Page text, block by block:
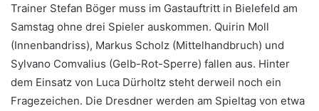
Trainer Stefan Böger muss im Gastauftritt in Bielefeld am
Samstag ohne drei Spieler auskommen. Quirin Moll
(Innenbandriss), Markus Scholz (Mittelhandbruch) und
Sylvano Comvalius (Gelb-Rot-Sperre) fallen aus. Hinter
dem Einsatz von Luca Dürholtz steht derweil noch ein
Fragezeichen. Die Dresdner werden am Spieltag von etwa